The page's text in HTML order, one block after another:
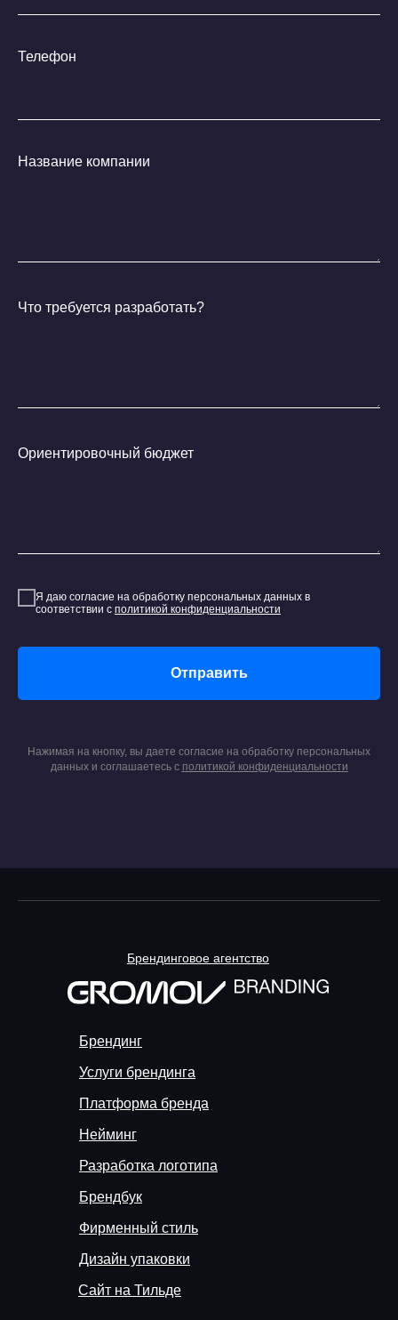
Телефон
Название компании
Что требуется разработать?
Ориентировочный бюджет
Я даю согласие на обработку персональных данных в
соответствии с политикой конфиденциальности
Отправить
Нажимая на кнопку, вы даете согласие на обработку персональных
данных и соглашаетесь c политикой конфиденциальности
Брендинговое агентство
Брендинг
Услуги брендинга
Платформа бренда
Нейминг
Разработка логотипа
Брендбук
Фирменный стиль
Дизайн упаковки
Сайт на Тильде